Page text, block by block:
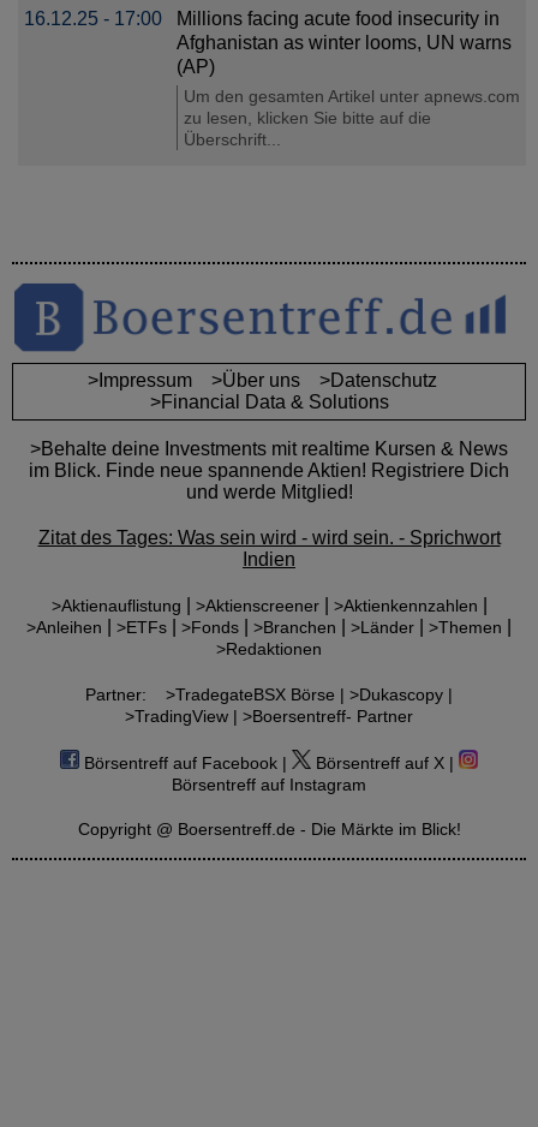
16.12.25 - 17:00
Millions facing acute food insecurity in
Afghanistan as winter looms, UN warns
(AP)
Um den gesamten Artikel unter apnews.com
zu lesen, klicken Sie bitte auf die
Überschrift...
>Impressum >Über uns
>Datenschutz
>Financial Data & Solutions
>Behalte deine Investments mit realtime Kursen & News
im Blick. Finde neue spannende Aktien! Registriere Dich
und werde Mitglied!
Zitat des Tages: Was sein wird - wird sein. - Sprichwort
Indien
>Aktienauflistung >Aktienscreener| >Aktienkennzahlen
>Anleihen >ETFs >Fonds >Branchen >Länder >Themen
>Redaktionen
Partner: >TradegateBSX Börse | >Dukascopy |
>TradingView | >Boersentreff- Partner
Börsentreff auf Facebook |
Börsentreff auf X |
Börsentreff auf Instagram
Copyright @ Boersentreff.de - Die Märkte im Blick!